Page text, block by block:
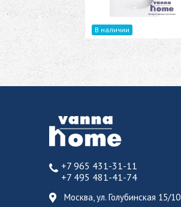
В наличии
+7 965 431-31-11
+7 495 481-41-74
Москва, ул. Голубинская 15/10